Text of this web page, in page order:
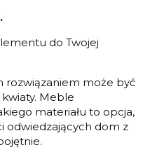
do Twojej
rozwiązaniem może być
Meble
materiału to opcja,
odwiedzających dom z